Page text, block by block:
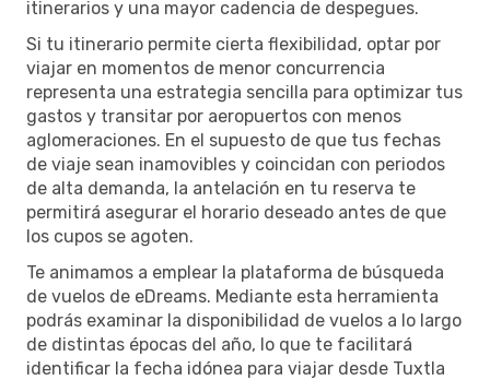
itinerarios y una mayor cadencia de despegues.
Si tu itinerario permite cierta flexibilidad, optar por
viajar en momentos de menor concurrencia
representa una estrategia sencilla para optimizar tus
gastos y transitar por aeropuertos con menos
aglomeraciones. En el supuesto de que tus fechas
de viaje sean inamovibles y coincidan con periodos
de alta demanda, la antelación en tu reserva te
permitirá asegurar el horario deseado antes de que
los cupos se agoten.
Te animamos a emplear la plataforma de búsqueda
de vuelos de eDreams. Mediante esta herramienta
podrás examinar la disponibilidad de vuelos a lo largo
de distintas épocas del año, lo que te facilitará
identificar la fecha idónea para viajar desde Tuxtla